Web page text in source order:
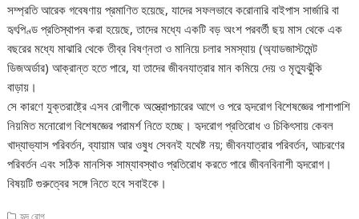
সম্প্রতি আরেক গবেষণায় প্রমাণিত হয়েছে, যাদের সফলভাবে করোনারি বাইপাস সার্জারি বা
হৃৎপিণ্ড প্রতিস্থাপন করা হয়েছে, তাদের মধ্যে একটি বড় অংশ পরবর্তী ছয় মাস থেকে এক
বছরের মধ্যে মাঝারি থেকে তীব্র বিষণ্নতা ও মানিয়ে চলার সমস্যায় (অ্যাডজাস্টমেন্ট
ডিজঅর্ডার) আক্রান্ত হতে পারে, যা তাদের জীবনযাত্রার মান কমিয়ে দেয় ও মৃত্যুঝুঁকি
বাড়ায়।
সে কারণে যুক্তরাষ্ট্রে এসব রোগীকে অস্ত্রোপচারের আগে ও পরে হৃদরোগ বিশেষজ্ঞের পাশাপাশি
নিয়মিত মনোরোগ বিশেষজ্ঞের পরামর্শ নিতে হচ্ছে। হৃদরোগ প্রতিরোধ ও চিকিৎসায় কেবল
খাদ্যাভ্যাস পরিবর্তন, ব্যায়াম আর ওষুধ সেবনই যথেষ্ট নয়; জীবনযাত্রার পরিবর্তন, আচরণের
পরিবর্তন এবং সঠিক মানসিক সাম্যাবস্থাও প্রতিরোধ করতে পারে জীবনবিনাশী হৃদরোগ।
বিষয়টি গুরুত্বের সঙ্গে নিতে হবে সবাইকে।
হৃদ রোগ